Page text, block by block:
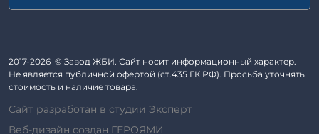
Блоки железобетонные
Кабины санитарно-технические
Козырьки входов для общественных зданий
2017-2026 © Завод ЖБИ. Сайт носит информационный характер.
Не является публичной офертой (ст.435 ГК РФ). Просьба уточнять
стоимость и наличие товара.
Сайт разработан в студии Эксперт
Веб-дизайн создан ГЕРОЯМИ